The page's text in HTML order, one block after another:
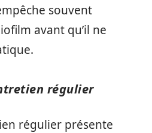
souvent
avant qu’il ne
régulier
régulier présente